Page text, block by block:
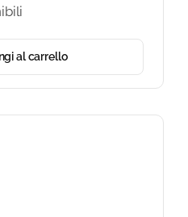
al carrello